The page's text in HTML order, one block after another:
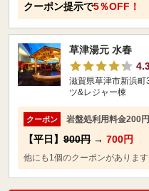
クーポン提示で5％OFF！
草津湯元 水春
滋賀県草津市新浜
ツ&レジャー棟
クーポン 岩盤処利用料金200
【平日】 900円 → 700円
他にも1個のクーポンがあります